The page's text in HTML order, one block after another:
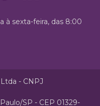
à sexta-feira, das 8:00
- CNPJ
SP - CEP 01329-